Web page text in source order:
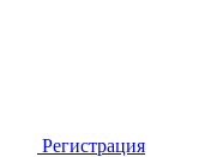
Регистрация